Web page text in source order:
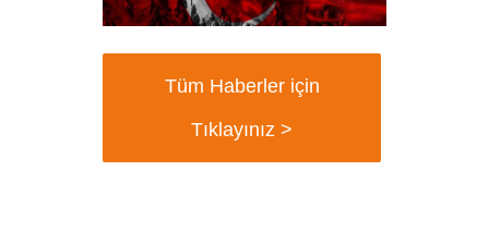
18 Mart Çanakkale Şehitleri Mesajı
+
Tüm Haberler için
Tıklayınız >